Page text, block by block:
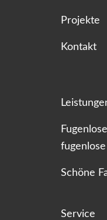
Projekte
Kontakt
Schöne
Service